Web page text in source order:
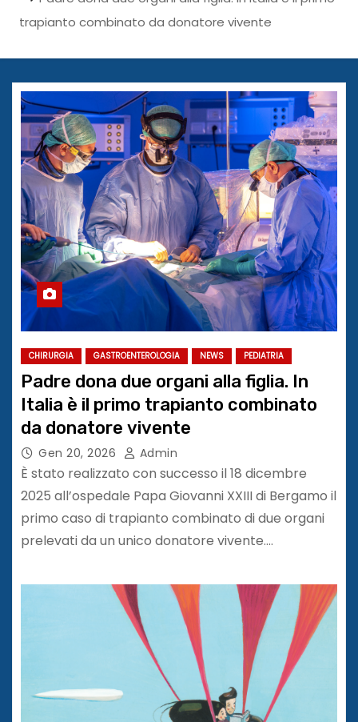
trapianto combinato da donatore vivente
CHIRURGIA GASTROENTEROLOGIA NEWS PEDIATRIA
Padre dona due organi alla figlia. In
Italia è il primo trapianto combinato
da donatore vivente
Gen 20, 2026 Admin
È stato realizzato con successo il 18 dicembre
2025 all’ospedale Papa Giovanni XXIII di Bergamo il
primo caso di trapianto combinato di due organi
prelevati da un unico donatore vivente.…